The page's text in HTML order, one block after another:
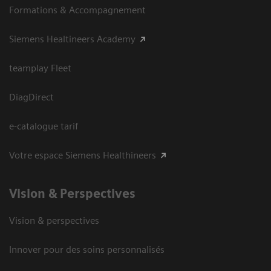
Formations & Accompagnement
Siemens Healtineers Academy
teamplay Fleet
DiagDirect
e-catalogue tarif
Votre espace Siemens Healthineers
Vision ​& Perspectives
Vision & perspectives
Innover pour des soins personnalisés